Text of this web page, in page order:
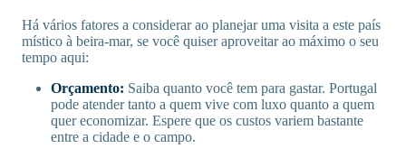
Há vários fatores a considerar ao planejar uma visita a este país
místico à beira-mar, se você quiser aproveitar ao máximo o seu
tempo aqui:
Orçamento: Saiba quanto você tem para gastar. Portugal
pode atender tanto a quem vive com luxo quanto a quem
quer economizar. Espere que os custos variem bastante
entre a cidade e o campo.